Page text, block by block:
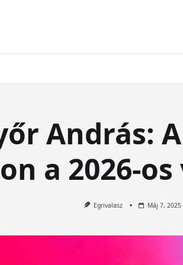
András:
a 2026-
Egrivalasz Máj 7, 2025